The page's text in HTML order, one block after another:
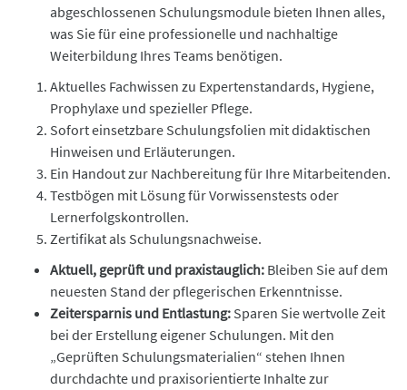
abgeschlossenen Schulungsmodule bieten Ihnen alles,
was Sie für eine professionelle und nachhaltige
Weiterbildung Ihres Teams benötigen.
Aktuelles Fachwissen zu Expertenstandards, Hygiene,
Prophylaxe und spezieller Pflege.
Sofort einsetzbare Schulungsfolien mit didaktischen
Hinweisen und Erläuterungen.
Ein Handout zur Nachbereitung für Ihre Mitarbeitenden.
Testbögen mit Lösung für Vorwissenstests oder
Lernerfolgskontrollen.
Zertifikat als Schulungsnachweise.
Aktuell, geprüft und praxistauglich: Bleiben Sie auf dem
neuesten Stand der pflegerischen Erkenntnisse.
Zeitersparnis und Entlastung: Sparen Sie wertvolle Zeit
bei der Erstellung eigener Schulungen. Mit den
„Geprüften Schulungsmaterialien“ stehen Ihnen
durchdachte und praxisorientierte Inhalte zur